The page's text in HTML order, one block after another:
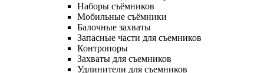
Наборы съёмников
Мобильные съёмники
Балочные захваты
Запасные части для съемников
Контропоры
Захваты для съемников
Удлинители для съемников